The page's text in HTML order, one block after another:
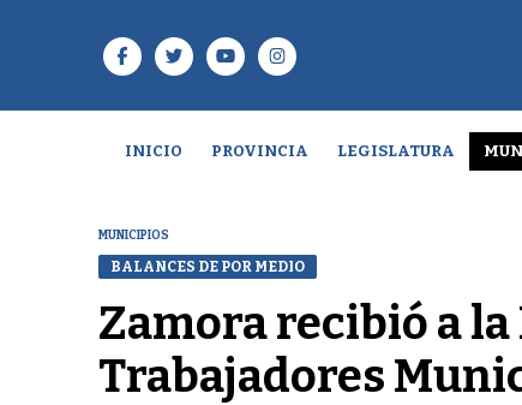
INICIO PROVINCIA LEGISLATURA
MUNICIPIOS
BALANCES DE POR MEDIO
Zamora recibió a
Trabajadores